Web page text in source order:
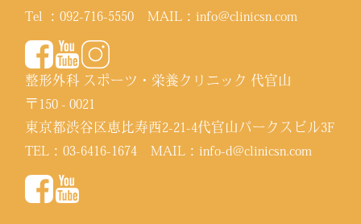
Tel ：092-716-5550 MAIL：info@clinicsn.com
整形外科 スポーツ・栄養クリニック 代官山
〒150 - 0021
東京都渋谷区恵比寿西2-21-4代官山パークスビル3F
TEL：03-6416-1674 MAIL：info-d@clinicsn.com